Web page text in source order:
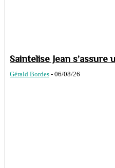
Saintelise Jean
Gérald Bordes - 06/08/26